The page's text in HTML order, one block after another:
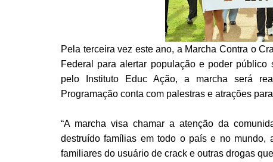
Pela terceira vez este ano, a Marcha Contra o
Federal para alertar população e poder
pelo Instituto Educ Ação, a marcha será
Programação conta com palestras e atrações
“A marcha visa chamar a atenção da
destruído famílias em todo o país e no mundo,
familiares do usuário de crack e outras drogas